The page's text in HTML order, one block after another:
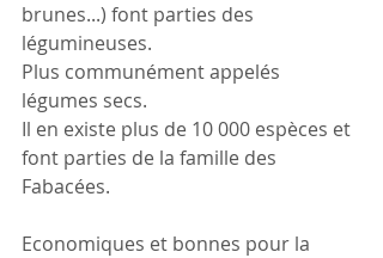
brunes...) font parties des
légumineuses.
Plus communément appelés
légumes secs.
Il en existe plus de 10 000 espèces et
font parties de la famille des
Fabacées.
Economiques et bonnes pour la